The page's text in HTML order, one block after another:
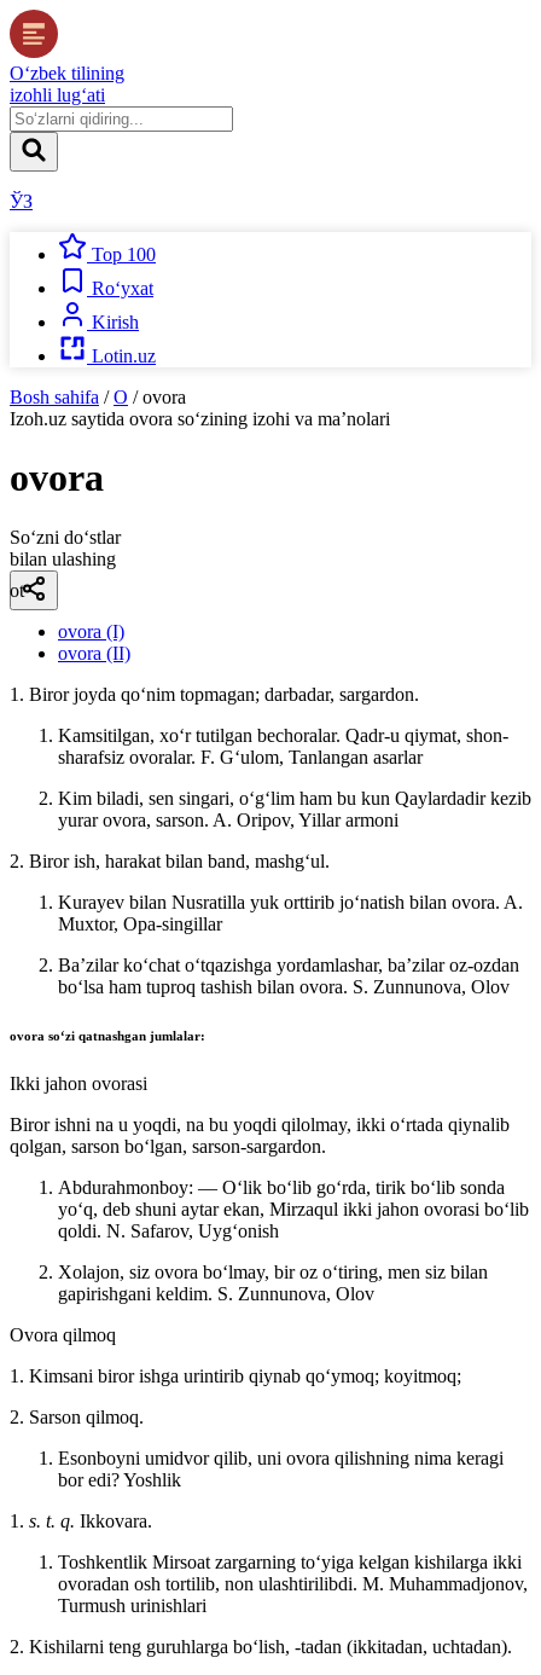
O‘zbek tilining
izohli lug‘ati
ЎЗ
Top 100
Ro‘yxat
Kirish
Lotin.uz
Bosh sahifa / O / ovora
Izoh.uz saytida ovora so‘zining izohi va ma’nolari
ovora
So‘zni do‘stlar
bilan ulashing
ot
ovora (I)
ovora (II)
1. Biror joyda qoʻnim topmagan; darbadar, sargardon.
Kamsitilgan, xoʻr tutilgan bechoralar. Qadr-u qiymat, shon-
sharafsiz ovoralar. F. Gʻulom, Tanlangan asarlar
Kim biladi, sen singari, oʻgʻlim ham bu kun Qaylardadir kezib
yurar ovora, sarson. A. Oripov, Yillar armoni
2. Biror ish, harakat bilan band, mashgʻul.
Kurayev bilan Nusratilla yuk orttirib joʻnatish bilan ovora. A.
Muxtor, Opa-singillar
Baʼzilar koʻchat oʻtqazishga yordamlashar, baʼzilar oz-ozdan
boʻlsa ham tuproq tashish bilan ovora. S. Zunnunova, Olov
ovora soʻzi qatnashgan jumlalar:
Ikki jahon ovorasi
Biror ishni na u yoqdi, na bu yoqdi qilolmay, ikki oʻrtada qiynalib
qolgan, sarson boʻlgan, sarson-sargardon.
Abdurahmonboy: — Oʻlik boʻlib goʻrda, tirik boʻlib sonda
yoʻq, deb shuni aytar ekan, Mirzaqul ikki jahon ovorasi boʻlib
qoldi. N. Safarov, Uygʻonish
Xolajon, siz ovora boʻlmay, bir oz oʻtiring, men siz bilan
gapirishgani keldim. S. Zunnunova, Olov
Ovora qilmoq
1. Kimsani biror ishga urintirib qiynab qoʻymoq; koyitmoq;
2. Sarson qilmoq.
Esonboyni umidvor qilib, uni ovora qilishning nima keragi
bor edi?Yoshlik
1. s. t. q. Ikkovara.
Toshkentlik Mirsoat zargarning toʻyiga kelgan kishilarga ikki
ovoradan osh tortilib, non ulashtirilibdi. M. Muhammadjonov,
Turmush urinishlari
2. Kishilarni teng guruhlarga boʻlish, -tadan (ikkitadan, uchtadan).